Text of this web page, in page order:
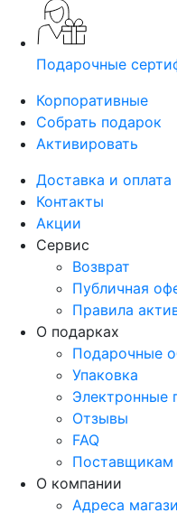
Подарочные
Корпоративные
Собрать подарок
Активировать
Доставка и оплата
Контакты
Акции
Сервис
Возврат
Публичная
Правила
О подарках
Подарочные
Упаковка
Электронные
Отзывы
FAQ
Поставщикам
О компании
Адреса